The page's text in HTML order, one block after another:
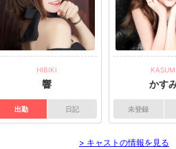
HIBIKI
響
出勤 日記
かす
未登録
> キャストの情報を見る